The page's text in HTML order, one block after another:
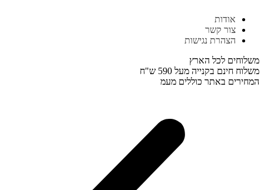
לתוכן
אודות
צור קשר
הצהרת נגישות
משלוחים לכל הארץ
משלוח חינם בקנייה מעל 590 ש"ח
המחירים באתר כוללים מעמ